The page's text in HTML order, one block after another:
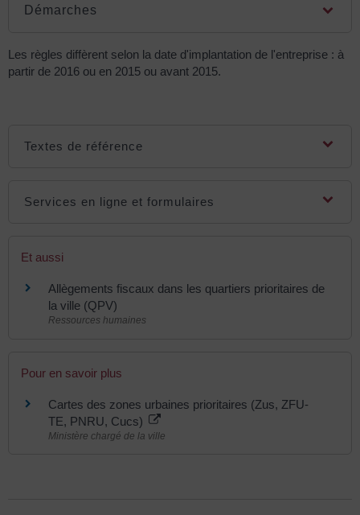
Démarches
Les règles diffèrent selon la date d'implantation de l'entreprise : à
partir de 2016 ou en 2015 ou avant 2015.
Textes de référence
Services en ligne et formulaires
Et aussi
Allègements fiscaux dans les quartiers prioritaires de
la ville (QPV)
Ressources humaines
Pour en savoir plus
Cartes des zones urbaines prioritaires (Zus, ZFU-
TE, PNRU, Cucs)
Ministère chargé de la ville